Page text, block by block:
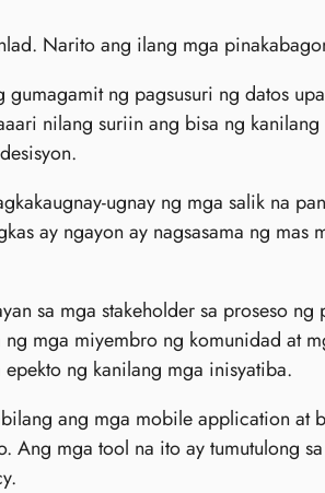
Narito ang ilang mga
ng pagsusuri ng datos
nilang suriin ang bisa ng
ugnay ng mga salik na
ay ngayon ay nagsasama ng mas
sa mga stakeholder sa proseso ng
mga miyembro ng komunidad at
ng kanilang mga inisyatiba.
ang mga mobile application at
Ang mga tool na ito ay tumutulong